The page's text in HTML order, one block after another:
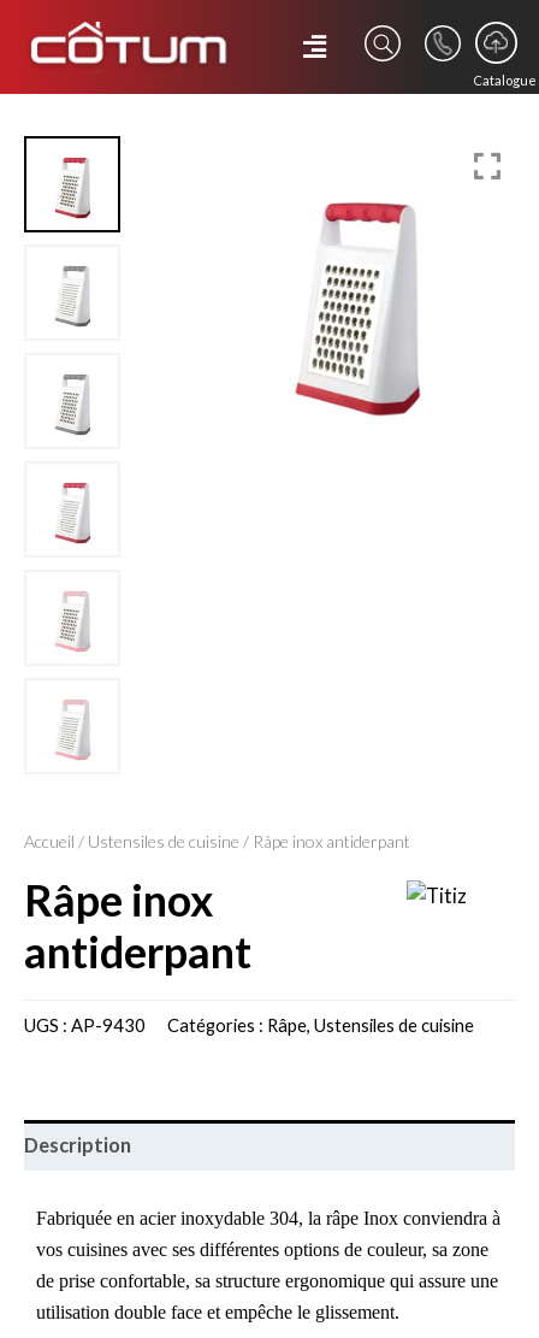
Catalogue
Accueil / Ustensiles de cuisine / Râpe inox antiderpant
râpe inox
antiderpant
UGS : AP-9430 Catégories : Râpe, Ustensiles de cuisine
Description
Fabriquée en acier inoxydable 304, la râpe Inox conviendra à
vos cuisines avec ses différentes options de couleur, sa zone
de prise confortable, sa structure ergonomique qui assure une
utilisation double face et empêche le glissement.